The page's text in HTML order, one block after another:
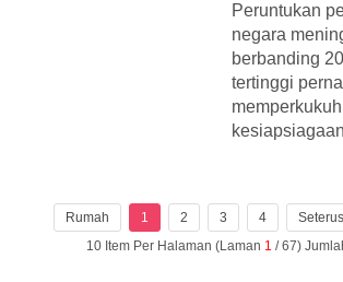
Peruntukan
negara
berbanding
tertinggi
memperkukuh
Rumah 1 2 3 4
10 Item Per Halaman (Laman 1 / 67)